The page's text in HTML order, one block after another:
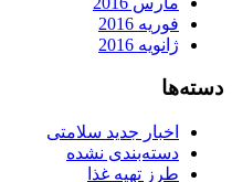
فوریه 2016
ژانویه 2016
دسته‌ها
اخبار جدید سلامتی
دسته‌بندی نشده
طرز تهیه غذا